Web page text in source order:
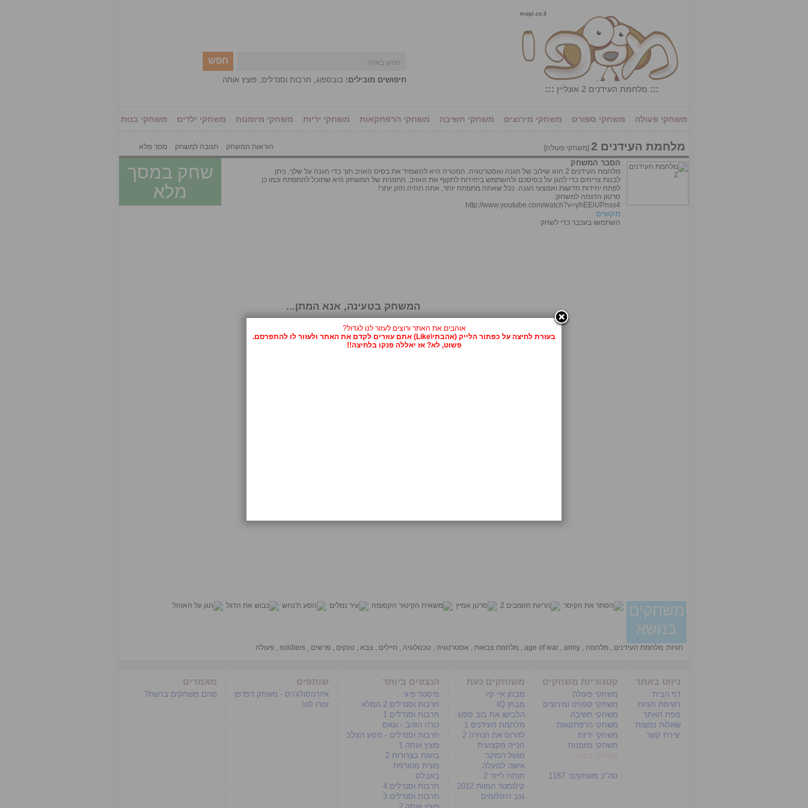
::: מלחמת העידנים 2 אונליין :::
חפש
חיפושים מובילים: בובספוג, חרבות וסנדלים, פוצץ אותה
משחקי פעולה משחקי ספורט משחקי מירוצים משחקי חשיבה משחקי הרפתקאות משחקי יריות משחקי מיומנות משחקי ילדים משחקי בנות
מלחמת העידנים 2 [משחקי פעולה] מסך מלא תגובה למשחק הוראות המשחק
הסבר המשחק
מלחמת העידנים 2 הוא שילוב של הגנה ואסטרטגיה. המטרה היא להשמיד את בסיס האויב תוך כדי הגנה על שלך. ניתן
לבנות צריחים כדי להגן על בסיסכם ולהשתמש ביחידות לתקוף את האויב. התפנית של המשחק היא שתוכל להתפתח וכמו כן
לפתח יחידות חדשות ואמצעי הגנה. ככל שאתה מתפתח יותר, אתה תהיה חזק יותר!
סרטון הדגמה למשחק:
http://www.youtube.com/watch?v=yhEEiUPnss4
מקשים
השתמשו בעכבר כדי לשחק
שחק במסך
מלא
המשחק בטעינה, אנא המתן...
משחקים
בנושא
תגיות: מלחמת העידנים , מלחמה ,
age of war , army
, מלחמת צבאות , אסטרטגיה , טכנולוגיה , חיילים , צבא , טנקים , פרשים ,
soldiers
, פעולה
ניווט באתר
דף הבית
רשימת תגיות
מפת האתר
שאלות נפוצות
יצירת קשר
קטגוריות משחקים
משחקי פעולה
משחקי ספורט ומירוצים
משחקי חשיבה
משחקי הרפתקאות
משחקי יריות
משחקי מיומנות
סה"כ משחקים: 1187
משוחקים כעת
מבחן איי קיו
מבחן IQ
הלבישו את בוב ספוג
מלחמת העידנים 1
להרוס את הטירה 2
חנייה מקצועית
מושל הפוקר
אישה למעלה
תותח לייזר 2
קילומטר המוות 2012
גנב היהלומים
הנצפים ביותר
מיסטר פיגי
חרבות וסנדלים 2 המלא
חרבות וסנדלים 1
כורה הזהב - וגאס
חרבות וסנדלים - מסע הצלב
פוצץ אותה 1
בועות בצרורות 2
מונית מטורפת
באבלס
חרבות וסנדלים 4
חרבות וסנדלים 3
שותפים
איזרהסולג'רס - משחק דפדפן
עזרו לנו!
מאמרים
מהם משחקים ברשת?
אוהבים את האתר ורוצים לעזור לנו לגדול?
בעזרת לחיצה על כפתור הלייק (אהבתי\Like) אתם עוזרים לקדם את האתר ולעזור לו להתפרסם.
פשוט, לא? אז יאללה פנקו בלחיצה!!